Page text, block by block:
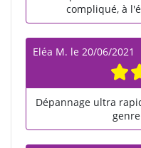
compliqué, à
Eléa M. le 20/06/2021
Dépannage ultra